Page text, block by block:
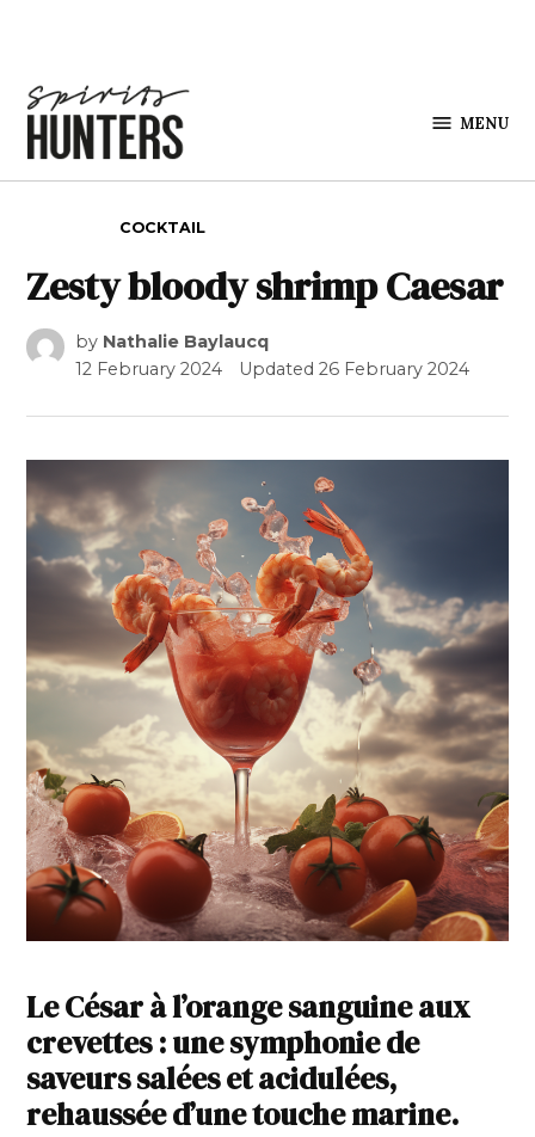
MENU
COCKTAIL
Zesty bloody shrimp Caesar
by Nathalie Baylaucq
12 February 2024
Updated26 February 2024
Le César à l’orange sanguine aux
crevettes : une symphonie de
saveurs salées et acidulées,
rehaussée d’une touche marine.